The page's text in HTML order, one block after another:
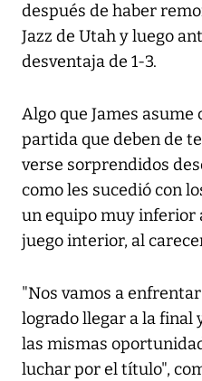
después de haber
Jazz de Utah y luego
desventaja de 1-3.
Algo que James asume
partida que deben de
verse sorprendidos
como les sucedió con
un equipo muy inferior
juego interior, al
"Nos vamos a
logrado llegar a la final
las mismas
luchar por el título",